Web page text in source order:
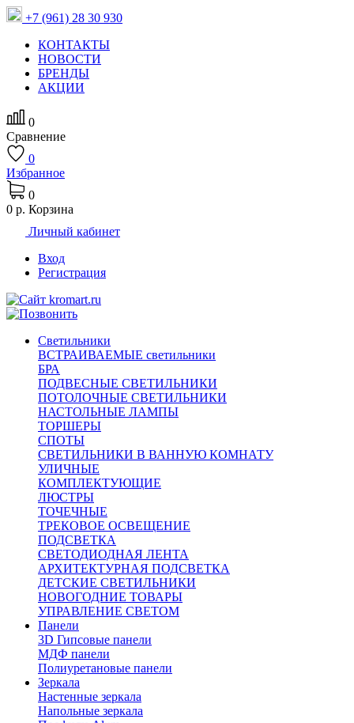
+7 (961) 28 30 930
КОНТАКТЫ
НОВОСТИ
БРЕНДЫ
АКЦИИ
0
Сравнение
0
Избранное
0
0 р. Корзина
Личный кабинет
Вход
Регистрация
Светильники
ВСТРАИВАЕМЫЕ светильники
БРА
ПОДВЕСНЫЕ СВЕТИЛЬНИКИ
ПОТОЛОЧНЫЕ СВЕТИЛЬНИКИ
НАСТОЛЬНЫЕ ЛАМПЫ
ТОРШЕРЫ
СПОТЫ
СВЕТИЛЬНИКИ В ВАННУЮ КОМНАТУ
УЛИЧНЫЕ
КОМПЛЕКТУЮЩИЕ
ЛЮСТРЫ
ТОЧЕЧНЫЕ
ТРЕКОВОЕ ОСВЕЩЕНИЕ
ПОДСВЕТКА
СВЕТОДИОДНАЯ ЛЕНТА
АРХИТЕКТУРНАЯ ПОДСВЕТКА
ДЕТСКИЕ СВЕТИЛЬНИКИ
НОВОГОДНИЕ ТОВАРЫ
УПРАВЛЕНИЕ СВЕТОМ
Панели
3D Гипсовые панели
МДФ панели
Полиуретановые панели
Зеркала
Настенные зеркала
Напольные зеркала